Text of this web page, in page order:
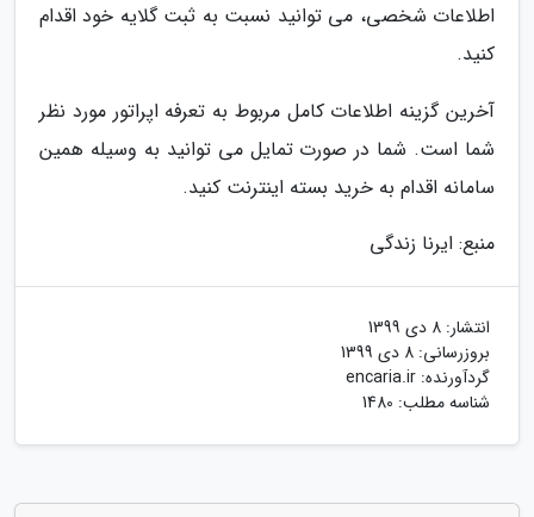
اطلاعات شخصی، می توانید نسبت به ثبت گلایه خود اقدام
کنید.
آخرین گزینه اطلاعات کامل مربوط به تعرفه اپراتور مورد نظر
شما است. شما در صورت تمایل می توانید به وسیله همین
سامانه اقدام به خرید بسته اینترنت کنید.
منبع: ایرنا زندگی
انتشار: 8 دی 1399
بروزرسانی: 8 دی 1399
گردآورنده: encaria.ir
شناسه مطلب: 1480